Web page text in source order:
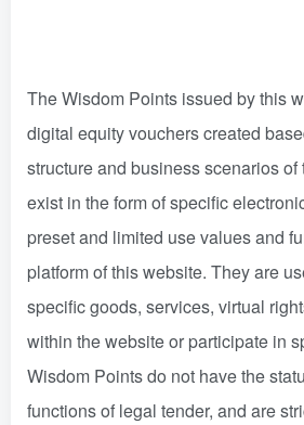
The Wisdom Points issued by this
digital equity vouchers created
structure and business scenarios
exist in the form of specific
preset and limited use values and
platform of this website. They are
specific goods, services, virtual
within the website or participate in
Wisdom Points do not have the
functions of legal tender, and are